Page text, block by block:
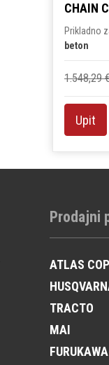
CHAIN
Prikladno
beton
1.548,29
Upit
Prodajni
ATLAS
TRACTO
MAI
FURUKAWA